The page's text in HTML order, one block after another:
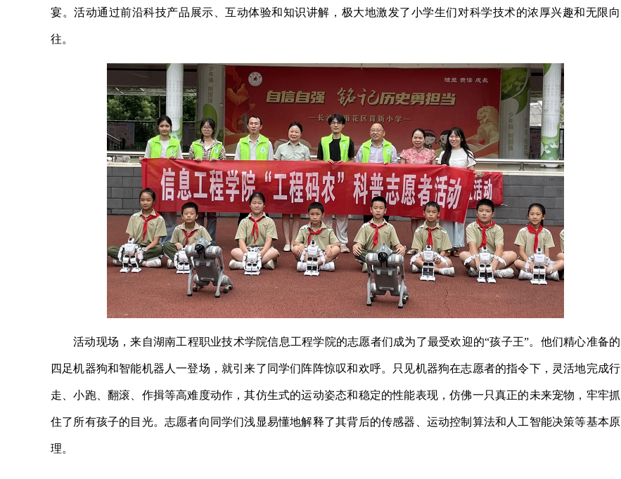
宴。活动通过前沿科技产品展示、互动体验和知识讲解，极大地激发了小学生们对科学技术的浓厚兴趣和无限向
往。
活动现场，来自湖南工程职业技术学院信息工程学院的志愿者们成为了最受欢迎的“孩子王”。他们精心准备的
四足机器狗和智能机器人一登场，就引来了同学们阵阵惊叹和欢呼。只见机器狗在志愿者的指令下，灵活地完成行
走、小跑、翻滚、作揖等高难度动作，其仿生式的运动姿态和稳定的性能表现，仿佛一只真正的未来宠物，牢牢抓
住了所有孩子的目光。志愿者向同学们浅显易懂地解释了其背后的传感器、运动控制算法和人工智能决策等基本原
理。